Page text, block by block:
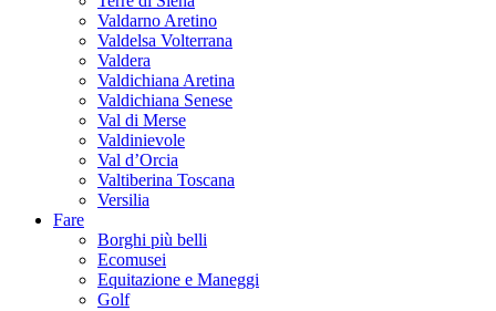
Valdarno Aretino
Valdelsa Volterrana
Valdera
Valdichiana Aretina
Valdichiana Senese
Val di Merse
Valdinievole
Val d’Orcia
Valtiberina Toscana
Versilia
Fare
Borghi più belli
Ecomusei
Equitazione e Maneggi
Golf